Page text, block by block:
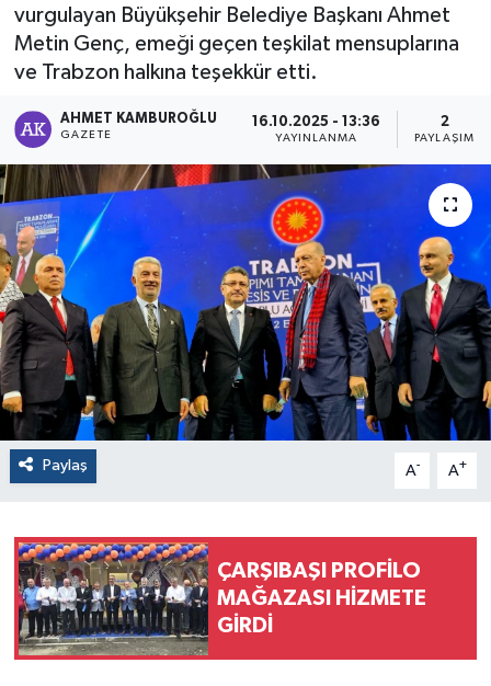
vurgulayan Büyükşehir Belediye Başkanı Ahmet
Metin Genç, emeği geçen teşkilat mensuplarına
ve Trabzon halkına teşekkür etti.
AHMET KAMBUROĞLU
GAZETE
16.10.2025 - 13:36
YAYINLANMA
2
PAYLAŞIM
Paylaş A- A+
ÇARŞIBAŞI PROFİLO
MAĞAZASI HİZMETE
GİRDİ